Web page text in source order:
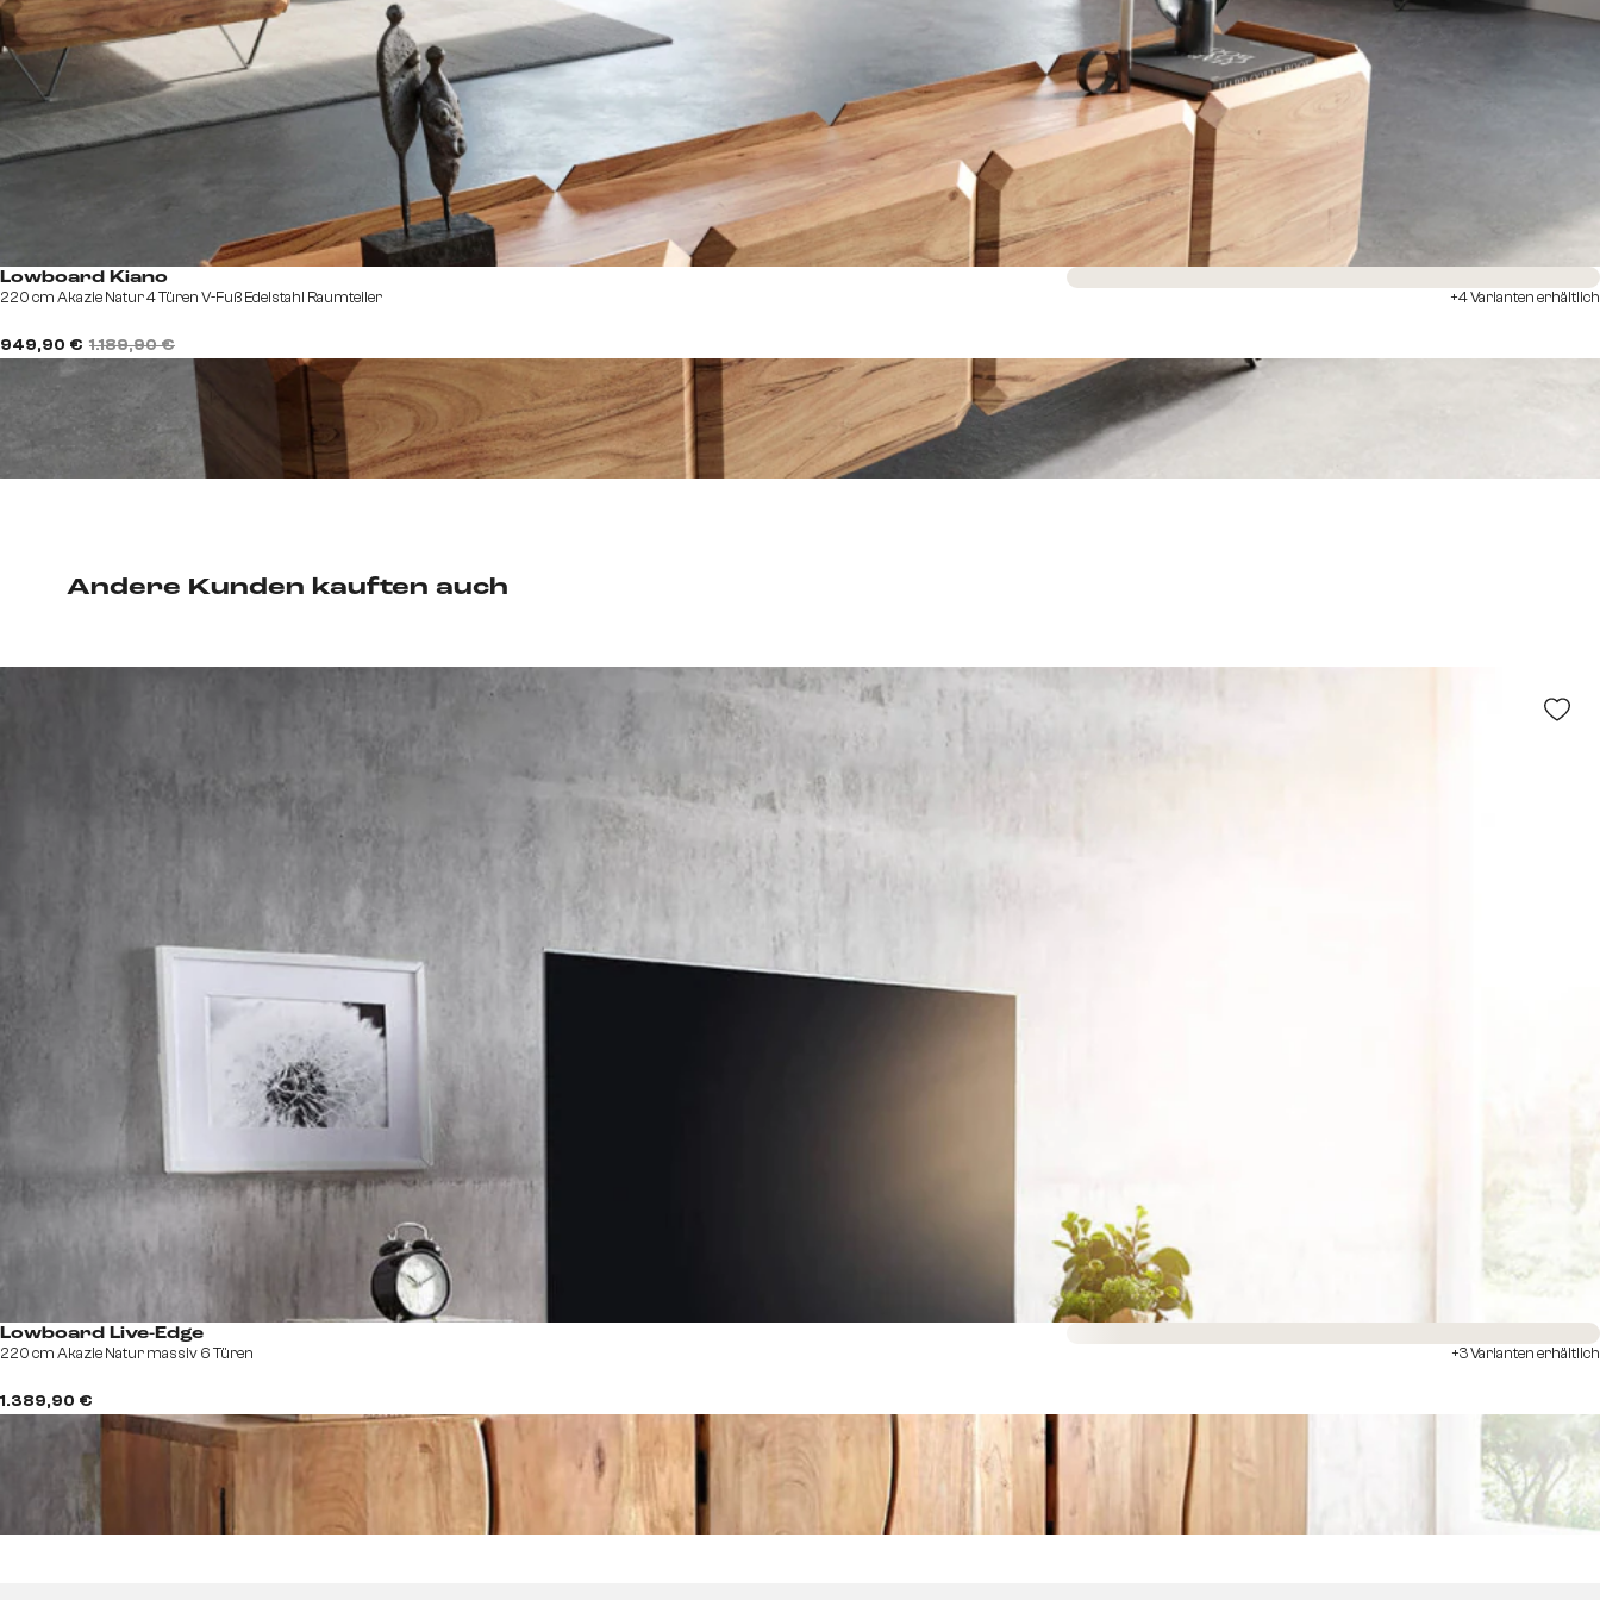
Andere Kunden kauften auch
Lowboard Live-Edge
220 cm Akazie Natur massiv 6 Türen
1.389,90 €
Sofort versandfertig
+3 Varianten erhältlich
Lowboard Kiano
220 cm Akazie Natur 4 Türen V-Fuß Edelstahl Raumteiler
949,90 € 1.189,90 €
Sofort versandfertig
+4 Varianten erhältlich